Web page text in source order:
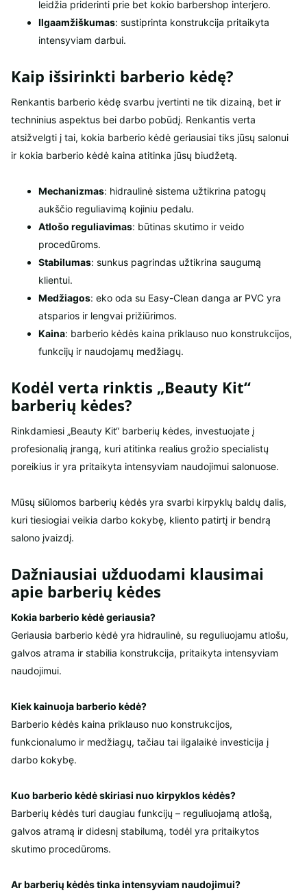
leidžia priderinti prie bet kokio barbershop interjero.
Ilgaamžiškumas: sustiprinta konstrukcija pritaikyta
intensyviam darbui.
Kaip išsirinkti barberio kėdę?
Renkantis barberio kėdę svarbu įvertinti ne tik dizainą, bet ir
techninius aspektus bei darbo pobūdį. Renkantis verta
atsižvelgti į tai, kokia barberio kėdė geriausiai tiks jūsų salonui
ir kokia barberio kėdė kaina atitinka jūsų biudžetą.
Mechanizmas: hidraulinė sistema užtikrina patogų
aukščio reguliavimą kojiniu pedalu.
Atlošo reguliavimas: būtinas skutimo ir veido
procedūroms.
Stabilumas: sunkus pagrindas užtikrina saugumą
klientui.
Medžiagos: eko oda su Easy-Clean danga ar PVC yra
atsparios ir lengvai prižiūrimos.
Kaina: barberio kėdės kaina priklauso nuo konstrukcijos,
funkcijų ir naudojamų medžiagų.
Kodėl verta rinktis „Beauty Kit“
barberių kėdes?
Rinkdamiesi „Beauty Kit“ barberių kėdes, investuojate į
profesionalią įrangą, kuri atitinka realius grožio specialistų
poreikius ir yra pritaikyta intensyviam naudojimui salonuose.
Mūsų siūlomos barberių kėdės yra svarbi kirpyklų baldų dalis,
kuri tiesiogiai veikia darbo kokybę, kliento patirtį ir bendrą
salono įvaizdį.
Dažniausiai užduodami klausimai
apie barberių kėdes
Kokia barberio kėdė geriausia?
Geriausia barberio kėdė yra hidraulinė, su reguliuojamu atlošu,
galvos atrama ir stabilia konstrukcija, pritaikyta intensyviam
naudojimui.
Kiek kainuoja barberio kėdė?
Barberio kėdės kaina priklauso nuo konstrukcijos,
funkcionalumo ir medžiagų, tačiau tai ilgalaikė investicija į
darbo kokybę.
Kuo barberio kėdė skiriasi nuo kirpyklos kėdės?
Barberių kėdės turi daugiau funkcijų – reguliuojamą atlošą,
galvos atramą ir didesnį stabilumą, todėl yra pritaikytos
skutimo procedūroms.
Ar barberių kėdės tinka intensyviam naudojimui?